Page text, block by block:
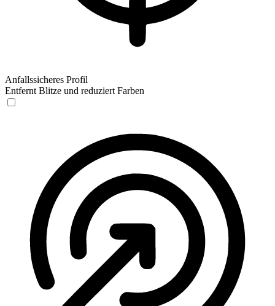
Anfallssicheres Profil
Entfernt Blitze und reduziert Farben